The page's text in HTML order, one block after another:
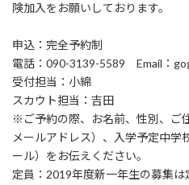
険加入をお願いしております。
申込：完全予約制
電話：090-3139-5589 Email：
受付担当：小綿
スカウト担当：吉田
※ご予約の際、お名前、性別、ご
メールアドレス）、入学予定中学
ール）をお伝えください。
定員：2019年度新一年生の募集